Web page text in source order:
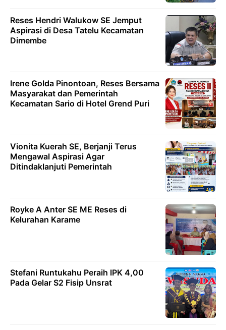
Reses Hendri Walukow SE Jemput
Aspirasi di Desa Tatelu Kecamatan
Dimembe
Irene Golda Pinontoan, Reses Bersama
Masyarakat dan Pemerintah
Kecamatan Sario di Hotel Grend Puri
Vionita Kuerah SE, Berjanji Terus
Mengawal Aspirasi Agar
Ditindaklanjuti Pemerintah
Royke A Anter SE ME Reses di
Kelurahan Karame
Stefani Runtukahu Peraih lPK 4,00
Pada Gelar S2 Fisip Unsrat